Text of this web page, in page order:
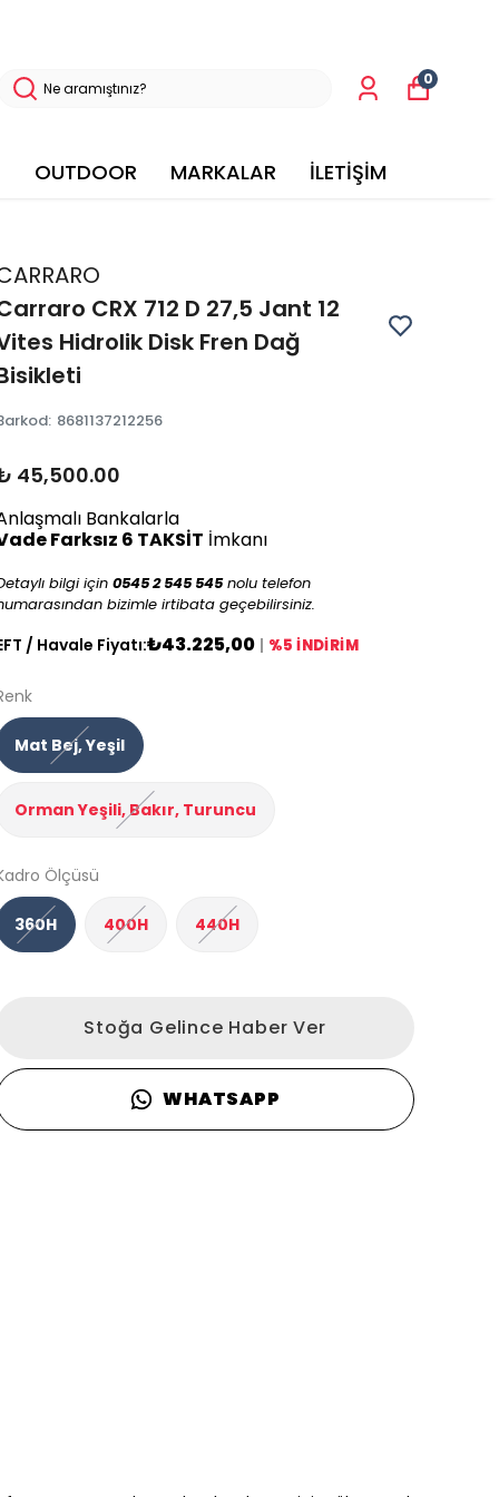
OUTDOOR MARKALAR İLETİŞİM
0
CRX 712 D 27,5 Jant 12
Hidrolik Disk Fren Dağ
: 8681137212256
45,500.00
Bankalarla
Farksız 6 TAKSİT İmkanı
bilgi için 0545 2 545 545nolu telefon
bizimle irtibata geçebilirsiniz.
/ Havale Fiyatı:₺43.225,00 | %5 İNDİRİM
Mat Bej, Yeşil
Orman Yeşili, Bakır, Turuncu
Ölçüsü
360H 400H 440H
Stoğa Gelince Haber Ver
WHATSAPP